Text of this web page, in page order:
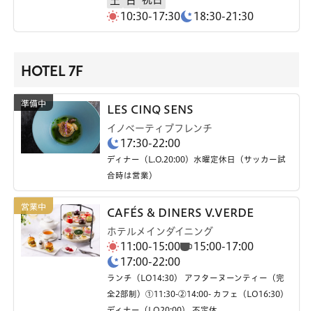
10:30-17:30
18:30-21:30
HOTEL 7F
LES CINQ SENS
イノベーティブフレンチ
17:30-22:00
ディナー（L.O.20:00）水曜定休日（サッカー試
合時は営業）
CAFÉS & DINERS V.VERDE
ホテルメインダイニング
11:00-15:00
15:00-17:00
17:00-22:00
ランチ（LO14:30） アフターヌーンティー（完
全2部制）①11:30-②14:00- カフェ（LO16:30）